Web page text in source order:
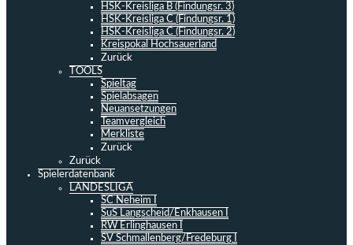
HSK-Kreisliga B (Findungsr. 3)
HSK-Kreisliga C (Findungsr. 1)
HSK-Kreisliga C (Findungsr. 2)
Kreispokal Hochsauerland
Zurück
TOOLS
Spieltag
Spielabsagen
Neuansetzungen
Teamvergleich
Merkliste
Zurück
Zurück
Spielerdatenbank
LANDESLIGA
SC Neheim I
SuS Langscheid/Enkhausen I
RW Erlinghausen I
SV Schmallenberg/Fredeburg I